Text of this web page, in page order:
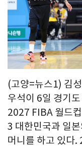
(고양=뉴스1) 김
우석이 6일 경기
2027 FIBA 월드
3 대한민국과 일
머니를 하고 있다